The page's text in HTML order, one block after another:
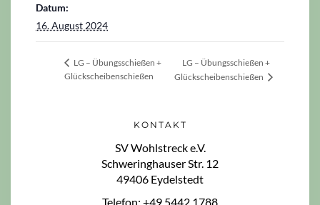
Datum:
16. August 2024
LG – Übungsschießen +
Glückscheibenschießen
LG – Übungsschießen +
Glückscheibenschießen
KONTAKT
SV Wohlstreck e.V.
Schweringhauser Str. 12
49406 Eydelstedt
Telefon: +49 5442 1788